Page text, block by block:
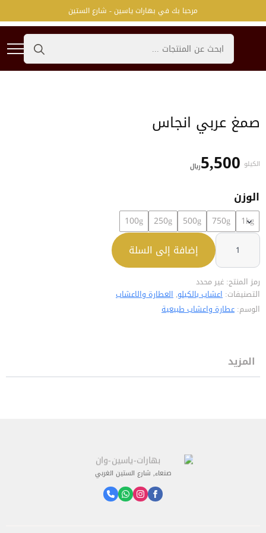
مرحبا بك في بهارات ياسين - شارع الستين
Search
for:
صمغ عربي انجاس
الكيلو 5,500﷼
الوزن
1kg
750g
500g
250g
100g
كمية
إضافة إلى السلة
رمز المنتج: غير محدد
التصنيفات: اعشاب بالكيلو, العطارة والاعشاب
الوسم: عطارة واعشاب طبيعية
المزيد
صنعاء, شارع الستين الغربي